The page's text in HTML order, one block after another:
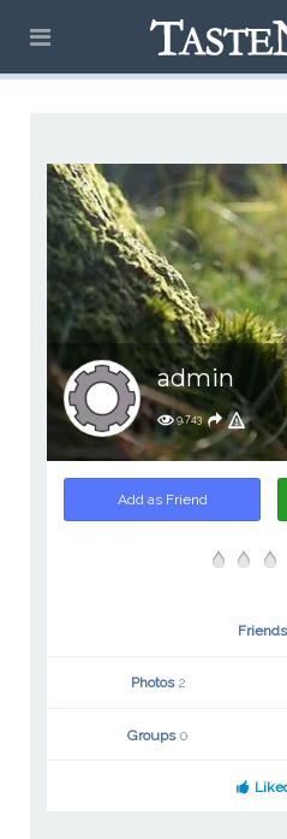
admin
9,743
Add as Friend
Friends
Photos 2
Groups 0